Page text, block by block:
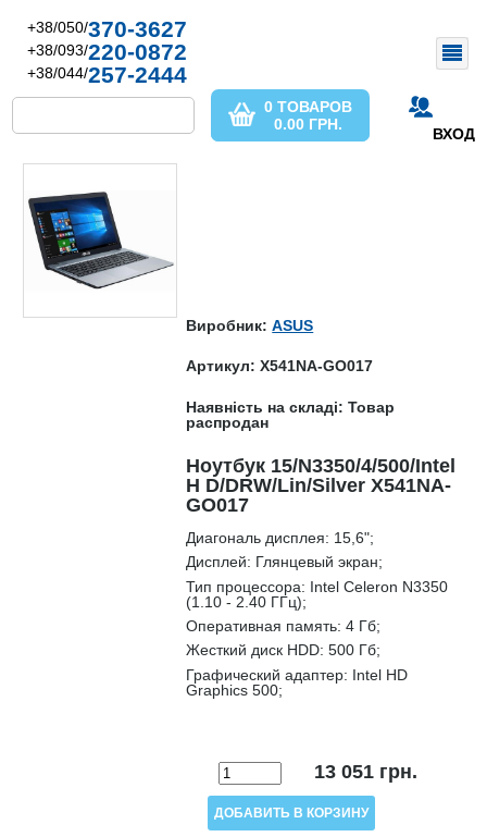
+38/050/370-3627
+38/093/220-0872
+38/044/257-2444
ВХОД
0 ТОВАРОВ
0.00 ГРН.
Виробник:ASUS
Артикул: X541NA-GO017
Наявність на складі: Товар
распродан
Ноутбук 15/N3350/4/500/Intel
H D/DRW/Lin/Silver X541NA-
GO017
Диагональ дисплея: 15,6";
Дисплей: Глянцевый экран;
Тип процессора: Intel Celeron N3350
(1.10 - 2.40 ГГц);
Оперативная память:4 Гб;
Жесткий диск HDD:500 Гб;
Графический адаптер: Intel HD
Graphics 500;
13 051 грн.